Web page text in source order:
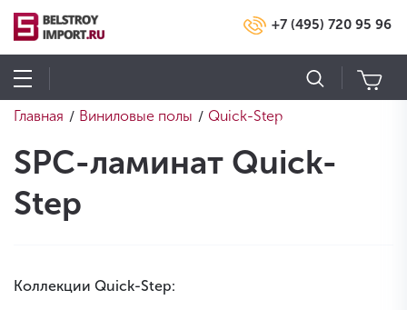
+7 (495) 720 95 96
Главная / Виниловые полы / Quick-Step
SPC-ламинат Quick-
Step
Коллекции Quick-Step: